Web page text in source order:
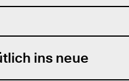
ins neue